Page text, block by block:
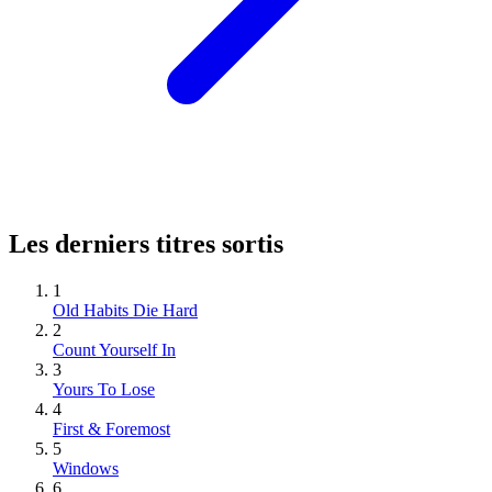
Les derniers titres sortis
1
Old Habits Die Hard
2
Count Yourself In
3
Yours To Lose
4
First & Foremost
5
Windows
6